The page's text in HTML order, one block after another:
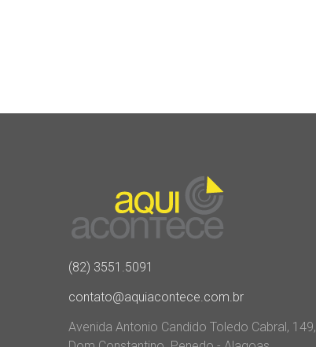
(82) 3551.5091
contato@aquiacontece.com.br
Avenida Antonio Candido Toledo Cabral, 149,